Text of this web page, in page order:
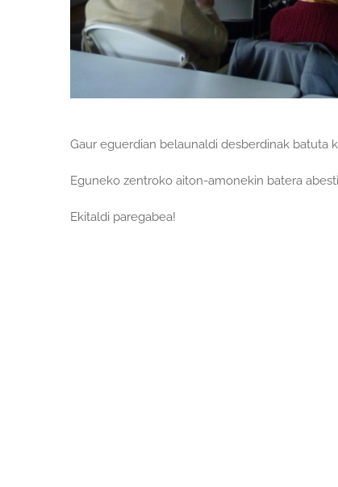
Gaur eguerdian belaunaldi desberdinak batuta
Eguneko zentroko aiton-amonekin batera
Ekitaldi paregabea!